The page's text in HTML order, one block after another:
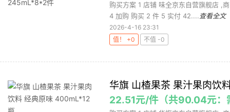
购买方案 1 店铺 味全京东自营旗舰店 ,
4 加购 购买 2 件 5 实付 42.... 查看全文
2026-4-16 23:31
值！ +0
不值 -0
华旗 山楂果茶 果汁果肉饮
22.51元/件（共90.04元：